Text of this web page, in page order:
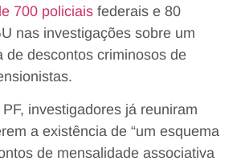
700 policiais federais e 80
nas investigações sobre um
de descontos criminosos de
investigadores já reuniram
a existência de “um esquema
de mensalidade associativa